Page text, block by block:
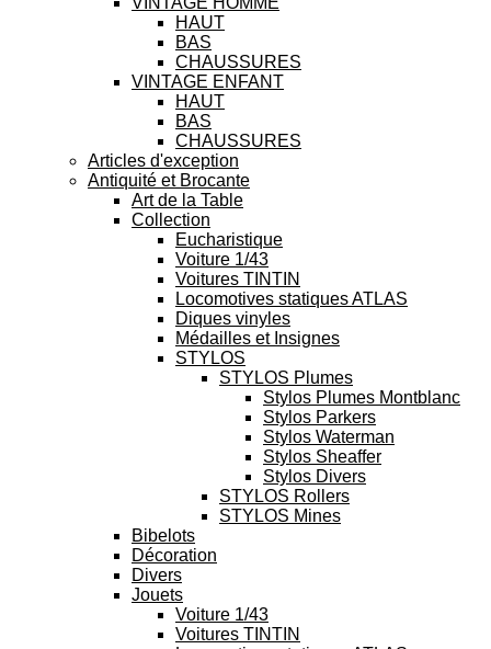
HAUT
BAS
CHAUSSURES
VINTAGE ENFANT
HAUT
BAS
CHAUSSURES
Articles d'exception
Antiquité et Brocante
Art de la Table
Collection
Eucharistique
Voiture 1/43
Voitures TINTIN
Locomotives statiques ATLAS
Diques vinyles
Médailles et Insignes
STYLOS
STYLOS Plumes
Stylos Plumes Montblanc
Stylos Parkers
Stylos Waterman
Stylos Sheaffer
Stylos Divers
STYLOS Rollers
STYLOS Mines
Bibelots
Décoration
Divers
Jouets
Voiture 1/43
Voitures TINTIN